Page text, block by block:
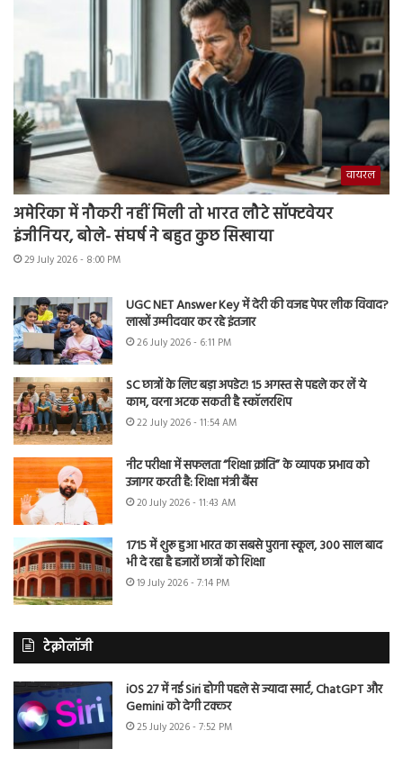
वायरल
अमेरिका में नौकरी नहीं मिली तो भारत लौटे सॉफ्टवेयर
इंजीनियर, बोले- संघर्ष ने बहुत कुछ सिखाया
29 July 2026 - 8:00 PM
UGC NET Answer Key में देरी की वजह पेपर लीक विवाद?
लाखों उम्मीदवार कर रहे इंतजार
26 July 2026 - 6:11 PM
SC छात्रों के लिए बड़ा अपडेट! 15 अगस्त से पहले कर लें ये
काम, वरना अटक सकती है स्कॉलरशिप
22 July 2026 - 11:54 AM
नीट परीक्षा में सफलता “शिक्षा क्रांति” के व्यापक प्रभाव को
उजागर करती है: शिक्षा मंत्री बैंस
20 July 2026 - 11:43 AM
1715 में शुरू हुआ भारत का सबसे पुराना स्कूल, 300 साल बाद
भी दे रहा है हजारों छात्रों को शिक्षा
19 July 2026 - 7:14 PM
टेक्नोलॉजी
iOS 27 में नई Siri होगी पहले से ज्यादा स्मार्ट, ChatGPT और
Gemini को देगी टक्कर
25 July 2026 - 7:52 PM